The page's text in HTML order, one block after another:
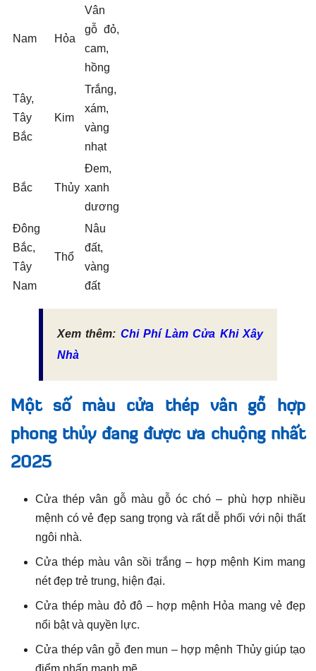
Nam Hỏa
Vân
gỗ đỏ,
cam,
hồng
Tây,
Tây
Bắc
Kim
Trắng,
xám,
vàng
nhạt
Bắc Thủy
Đem,
xanh
dương
Đông
Bắc,
Tây
Nam
Thổ
Nâu
đất,
vàng
đất
Xem thêm: Chi Phí Làm Cửa Khi Xây
Nhà
Một số màu cửa thép vân gỗ hợp
phong thủy đang được ưa chuộng nhất
2025
Cửa thép vân gỗ màu gỗ óc chó – phù hợp nhiều
mệnh có vẻ đẹp sang trọng và rất dễ phối với nội thất
ngôi nhà.
Cửa thép màu vân sồi trắng – hợp mệnh Kim mang
nét đẹp trẻ trung, hiện đại.
Cửa thép màu đỏ đô – hợp mệnh Hỏa mang vẻ đẹp
nổi bật và quyền lực.
Cửa thép vân gỗ đen mun – hợp mệnh Thủy giúp tạo
điểm nhấn mạnh mẽ.